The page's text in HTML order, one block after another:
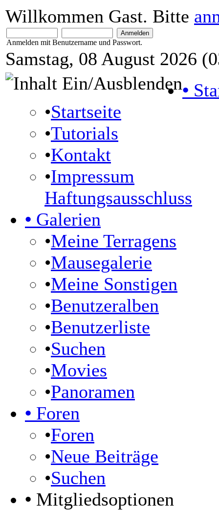
Willkommen Gast. Bitte
Anmelden mit Benutzername und Passwort.
Samstag, 08 August 2026
•
•Startseite
•Tutorials
•Kontakt
•Impressum
Haftungsausschluss
• Galerien
•Meine Terragens
•Mausegalerie
•Meine Sonstigen
•Benutzeralben
•Benutzerliste
•Suchen
•Movies
•Panoramen
• Foren
•Foren
•Neue Beiträge
•Suchen
• Mitgliedsoptionen